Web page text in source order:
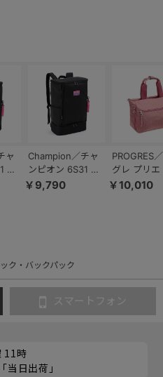
ャ
リ
Champion／チャ
ンピオン 6S31 リ
ュックサック 35L
￥9,790
PROGRES
グレ プリエ
ドバッグ
￥10,010
ク・バックパック
スマートフォン
11時
当日出荷」